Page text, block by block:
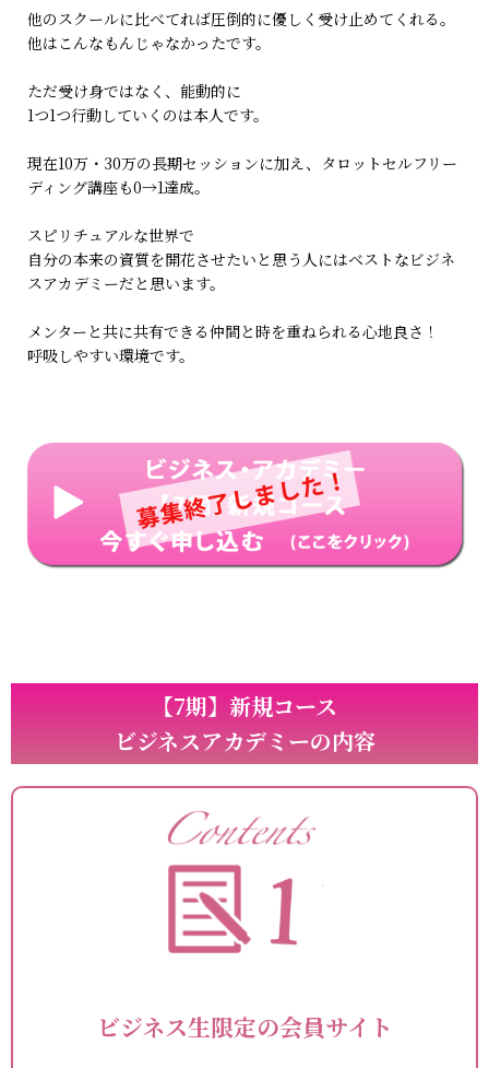
他のスクールに比べてれば圧倒的に優しく受け止めてくれる。
他はこんなもんじゃなかったです。
ただ受け身ではなく、能動的に
1つ1つ行動していくのは本人です。
現在10万・30万の長期セッションに加え、タロットセルフリー
ディング講座も0→1達成。
スピリチュアルな世界で
自分の本来の資質を開花させたいと思う人にはベストなビジネ
スアカデミーだと思います。
メンターと共に共有できる仲間と時を重ねられる心地良さ！
呼吸しやすい環境です。
【7期】新規コース
ビジネスアカデミーの内容
ビジネス生限定の会員サイト